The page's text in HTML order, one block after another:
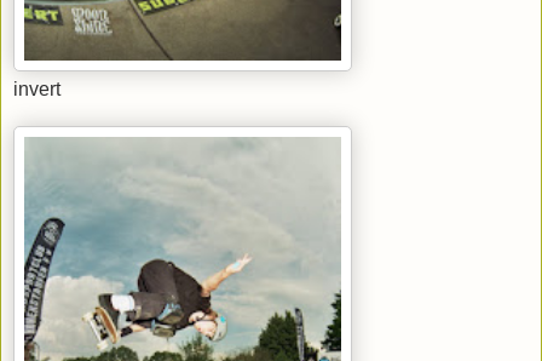
invert